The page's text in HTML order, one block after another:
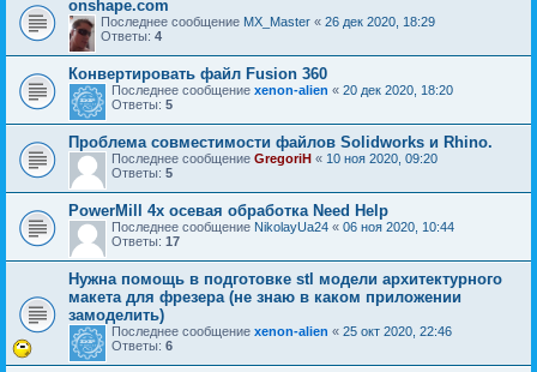
onshape.com
Последнее сообщение MX_Master « 26 дек 2020, 18:29
Ответы: 4
Конвертировать файл Fusion 360
Последнее сообщение xenon-alien « 20 дек 2020, 18:20
Ответы: 5
Проблема совместимости файлов Solidworks и Rhino.
Последнее сообщение GregoriH « 10 ноя 2020, 09:20
Ответы: 5
PowerMill 4х осевая обработка Need Help
Последнее сообщение NikolayUa24 « 06 ноя 2020, 10:44
Ответы: 17
Нужна помощь в подготовке stl модели архитектурного
макета для фрезера (не знаю в каком приложении
замоделить)
Последнее сообщение xenon-alien « 25 окт 2020, 22:46
Ответы: 6